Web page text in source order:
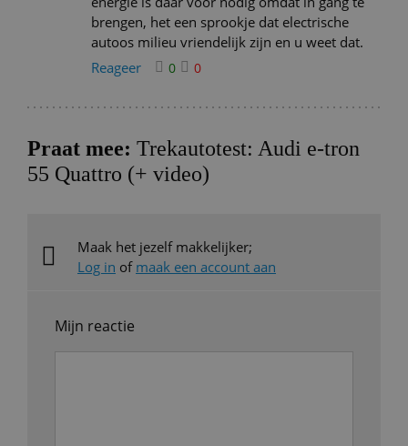
brengen, het een sprookje dat electrische
autoos milieu vriendelijk zijn en u weet dat.
Reageer
0 0
Praat mee: Trekautotest: Audi e-tron
55 Quattro (+ video)
Maak het jezelf makkelijker;
Log in of maak een account aan
Mijn reactie